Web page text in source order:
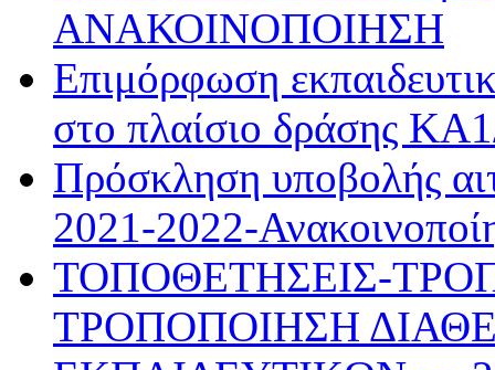
ΑΝΑΚΟΙΝΟΠΟΙΗΣΗ
Επιμόρφωση
στο πλαίσιο δράσης
Πρόσκληση υποβολής
2021-2022-
ΤΟΠΟΘΕΤΗΣΕΙΣ-
ΤΡΟΠΟΠΟΙΗΣΗ